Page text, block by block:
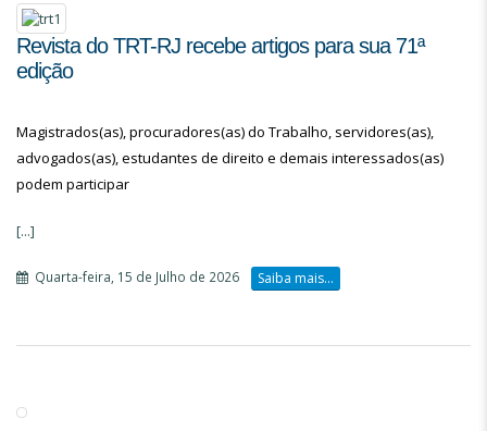
Revista do TRT-RJ recebe artigos para sua 71ª
edição
Magistrados(as), procuradores(as) do Trabalho, servidores(as),
advogados(as), estudantes de direito e demais interessados(as)
podem participar
[...]
Quarta-feira, 15 de Julho de 2026 Saiba mais...